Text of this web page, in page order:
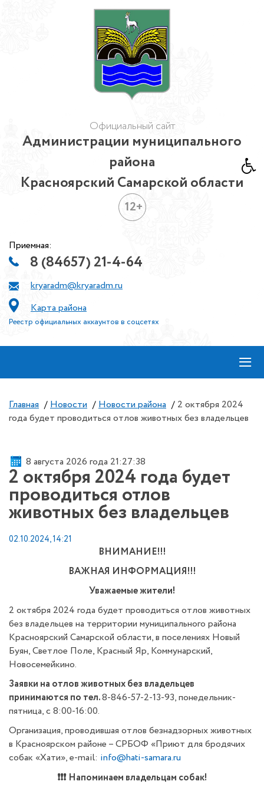
Официальный сайт
Администрации муниципального
района
Красноярский Самарской области
12+
Приемная:
8 (84657) 21-4-64
kryaradm@kryaradm.ru
Карта района
Реестр официальных аккаунтов в соцсетях
≡
Главная / Новости / Новости района / 2 октября 2024
года будет проводиться отлов животных без владельцев
8 августа 2026 года 21:27:38
2 октября 2024 года будет
проводиться отлов
животных без владельцев
02.10.2024, 14:21
ВНИМАНИЕ!!!
ВАЖНАЯ ИНФОРМАЦИЯ!!!
Уважаемые жители!
2 октября 2024 года будет проводиться отлов животных
без владельцев на территории муниципального района
Красноярский Самарской области, в поселениях Новый
Буян, Светлое Поле, Красный Яр, Коммунарский,
Новосемейкино.
Заявки на отлов животных без владельцев
принимаются по тел.8-846-57-2-13-93, понедельник-
пятница, с 8:00-16:00.
Организация, проводившая отлов безнадзорных животных
в Красноярском районе – СРБОФ «Приют для бродячих
собак «Хати», e-mail: info@hati-samara.ru
❗❗❗ Напоминаем владельцам собак!